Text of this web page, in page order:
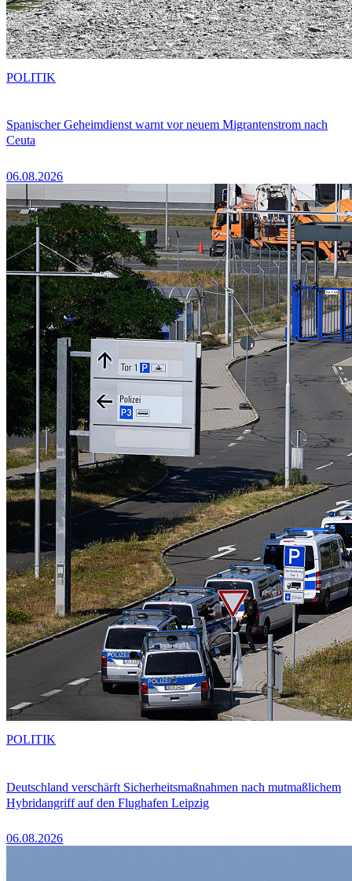
Spanischer Geheimdienst warnt vor neuem Migrantenstrom nach
Ceuta
06.08.2026
POLITIK
Deutschland verschärft Sicherheitsmaßnahmen nach mutmaßlichem
Hybridangriff auf den Flughafen Leipzig
06.08.2026
POLITIK